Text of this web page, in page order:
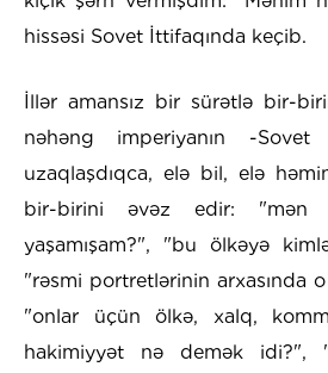
hissəsi Sovet İttifaqında keçib.
İllər amansız bir sürətlə bir-
nəhəng imperiyanın -Sovet
uzaqlaşdıqca, elə bil, elə
bir-birini əvəz edir: "mən
yaşamışam?", "bu ölkəyə
"rəsmi portretlərinin arxasında
"onlar üçün ölkə, xalq,
hakimiyyət nə demək idi?",